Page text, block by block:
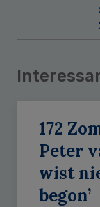
172
Peter
wist
begon’